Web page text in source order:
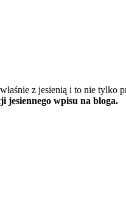
z jesienią i to nie tylko
jesiennego wpisu na bloga.